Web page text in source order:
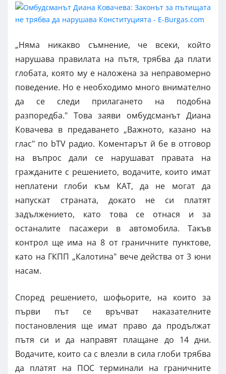
„Няма никакво съмнение, че всеки, който
нарушава правилата на пътя, трябва да плати
глобата, която му е наложена за неправомерно
поведение. Но е необходимо много внимателно
да се следи прилагането на подобна
разпоредба." Това заяви омбудсманът Диана
Ковачева в предаването „Важното, казано на
глас" по bTV радио. Коментарът й бе в отговор
на въпрос дали се нарушават правата на
гражданите с решението, водачите, които имат
неплатени глоби към КАТ, да не могат да
напускат страната, докато не си платят
задължението, като това се отнася и за
останалите пасажери в автомобила. Такъв
контрол ще има на 8 от граничните пунктове,
като на ГКПП „Калотина" вече действа от 3 юни
насам.
Според решението, шофьорите, на които за
първи път се връчват наказателните
постановления ще имат право да продължат
пътя си и да направят плащане до 14 дни.
Водачите, които са с влезли в сила глоби трябва
да платят на ПОС терминали на граничните